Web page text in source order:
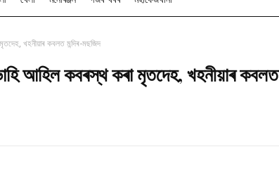
খহনীয়াৰ কবলত মন্দিৰ-মছজিদ
আহিল কবৰস্থ কৰা মৃতদেহ, খহনীয়াৰ কবলত